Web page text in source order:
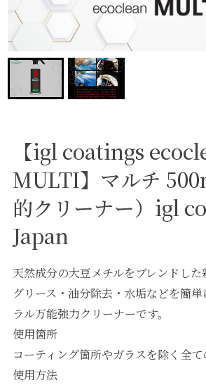
【igl coatings
MULTI】マルチ
的クリーナー）igl
Japan
天然成分の大豆メチルをブレンドした
グリース・油分除去・水垢などを簡
ラル万能強力クリーナーです。
使用箇所
コーティング箇所やガラスを除く全
使用方法